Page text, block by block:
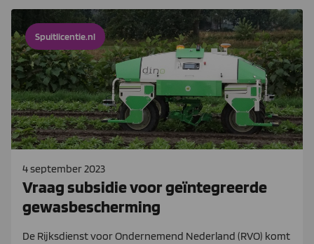
Spuitlicentie.nl
4 september 2023
Vraag subsidie voor geïntegreerde
gewasbescherming
De Rijksdienst voor Ondernemend Nederland (RVO) komt